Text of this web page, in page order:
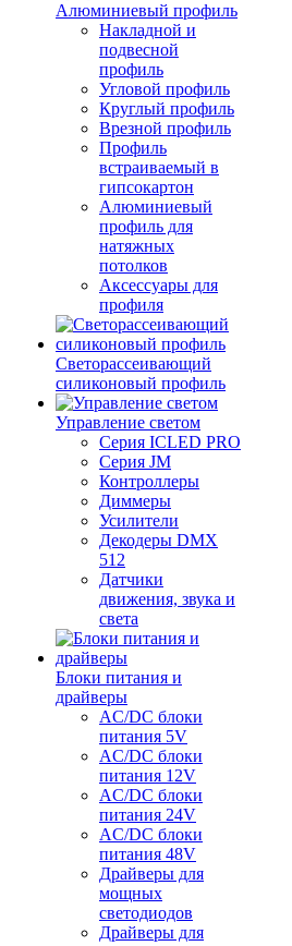
Алюминиевый профиль
Накладной и
подвесной
профиль
Угловой профиль
Круглый профиль
Врезной профиль
Профиль
встраиваемый в
гипсокартон
Алюминиевый
профиль для
натяжных
потолков
Аксессуары для
профиля
Светорассеивающий
силиконовый профиль
Управление светом
Серия ICLED PRO
Серия JM
Контроллеры
Диммеры
Усилители
Декодеры DMX
512
Датчики
движения, звука и
света
Блоки питания и
драйверы
AC/DC блоки
питания 5V
AC/DC блоки
питания 12V
AC/DC блоки
питания 24V
AC/DC блоки
питания 48V
Драйверы для
мощных
светодиодов
Драйверы для